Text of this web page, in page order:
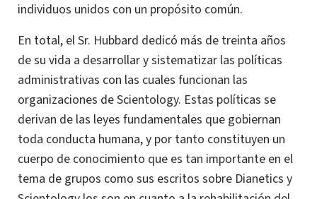
individuos unidos con un propósito común.
En total, el Sr. Hubbard dedicó más de treinta años
de su vida a desarrollar y sistematizar las políticas
administrativas con las cuales funcionan las
organizaciones de Scientology. Estas políticas se
derivan de las leyes fundamentales que gobiernan
toda conducta humana, y por tanto constituyen un
cuerpo de conocimiento que es tan importante en el
tema de grupos como sus escritos sobre Dianetics y